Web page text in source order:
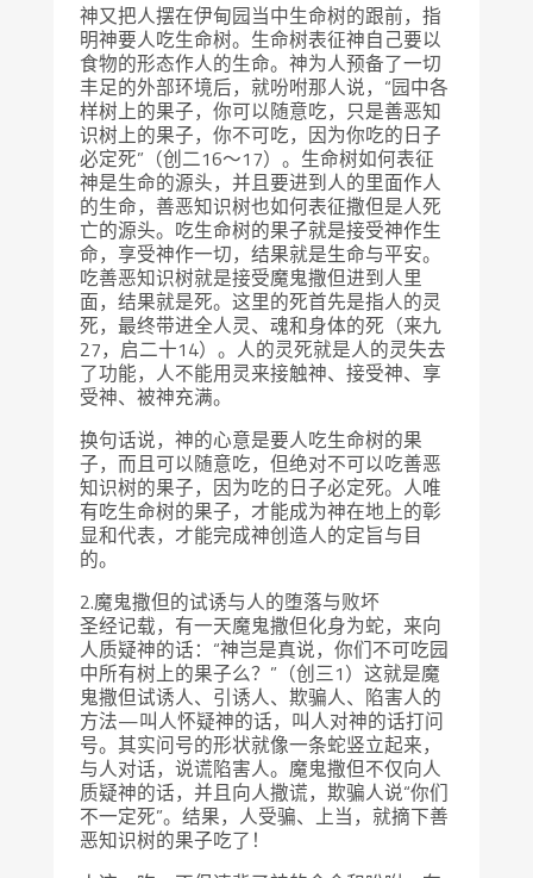
神又把人摆在伊甸园当中生命树的跟前，指
明神要人吃生命树。生命树表征神自己要以
食物的形态作人的生命。神为人预备了一切
丰足的外部环境后，就吩咐那人说，“园中各
样树上的果子，你可以随意吃，只是善恶知
识树上的果子，你不可吃，因为你吃的日子
必定死”（创二16～17）。生命树如何表征
神是生命的源头，并且要进到人的里面作人
的生命，善恶知识树也如何表征撒但是人死
亡的源头。吃生命树的果子就是接受神作生
命，享受神作一切，结果就是生命与平安。
吃善恶知识树就是接受魔鬼撒但进到人里
面，结果就是死。这里的死首先是指人的灵
死，最终带进全人灵、魂和身体的死（来九
27，启二十14）。人的灵死就是人的灵失去
了功能，人不能用灵来接触神、接受神、享
受神、被神充满。
换句话说，神的心意是要人吃生命树的果
子，而且可以随意吃，但绝对不可以吃善恶
知识树的果子，因为吃的日子必定死。人唯
有吃生命树的果子，才能成为神在地上的彰
显和代表，才能完成神创造人的定旨与目
的。
2.魔鬼撒但的试诱与人的堕落与败坏
圣经记载，有一天魔鬼撒但化身为蛇，来向
人质疑神的话：“神岂是真说，你们不可吃园
中所有树上的果子么？”（创三1）这就是魔
鬼撒但试诱人、引诱人、欺骗人、陷害人的
方法—叫人怀疑神的话，叫人对神的话打问
号。其实问号的形状就像一条蛇竖立起来，
与人对话，说谎陷害人。魔鬼撒但不仅向人
质疑神的话，并且向人撒谎，欺骗人说“你们
不一定死”。结果，人受骗、上当，就摘下善
恶知识树的果子吃了！